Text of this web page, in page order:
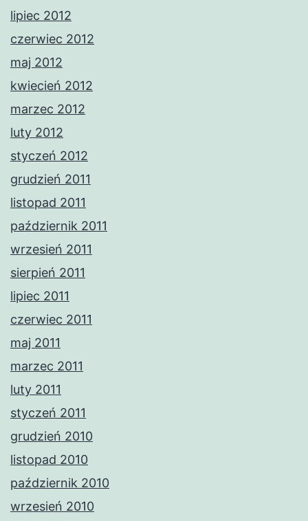
lipiec 2012
czerwiec 2012
maj 2012
kwiecień 2012
marzec 2012
luty 2012
styczeń 2012
grudzień 2011
listopad 2011
październik 2011
wrzesień 2011
sierpień 2011
lipiec 2011
czerwiec 2011
maj 2011
marzec 2011
luty 2011
styczeń 2011
grudzień 2010
listopad 2010
październik 2010
wrzesień 2010